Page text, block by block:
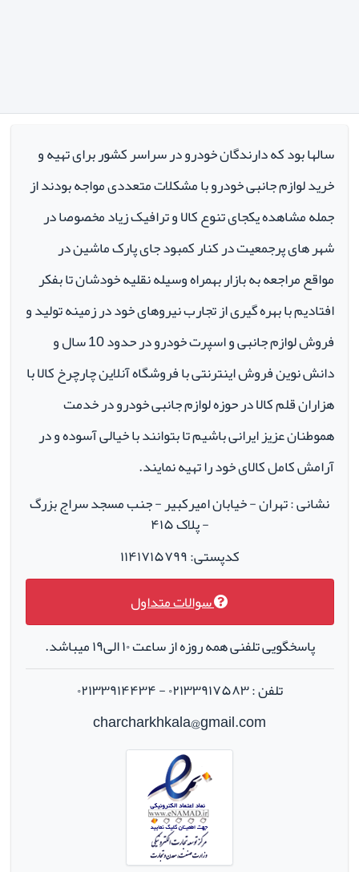
سالها بود که دارندگان خودرو در سراسر کشور برای تهیه و
خرید لوازم جانبی خودرو با مشکلات متعددی مواجه بودند از
جمله مشاهده یکجای تنوع کالا و ترافیک زیاد مخصوصا در
شهر های پرجمعیت در کنار کمبود جای پارک ماشین در
مواقع مراجعه به بازار بهمراه وسیله نقلیه خودشان تا بفکر
افتادیم با بهره گیری از تجارب نیروهای خود در زمینه تولید و
فروش لوازم جانبی و اسپرت خودرو در حدود 10 سال و
دانش نوین فروش اینترنتی با فروشگاه آنلاین چارچرخ کالا با
هزاران قلم کالا در حوزه لوازم جانبی خودرو در خدمت
هموطنان عزیز ایرانی باشیم تا بتوانند با خیالی آسوده و در
آرامش کامل کالای خود را تهیه نمایند.
نشانی : تهران - خیابان امیرکبیر - جنب مسجد سراج بزرگ
- پلاک ۴۱۵
کدپستی: ۱۱۴۱۷۱۵۷۹۹
سوالات متداول
پاسخگویی تلفنی همه روزه از ساعت ۱۰ الی۱۹ میباشد.
تلفن : ۰۲۱۳۳۹۱۷۵۸۳ - ۰۲۱۳۳۹۱۴۴۳۴
charcharkhkala@gmail.com